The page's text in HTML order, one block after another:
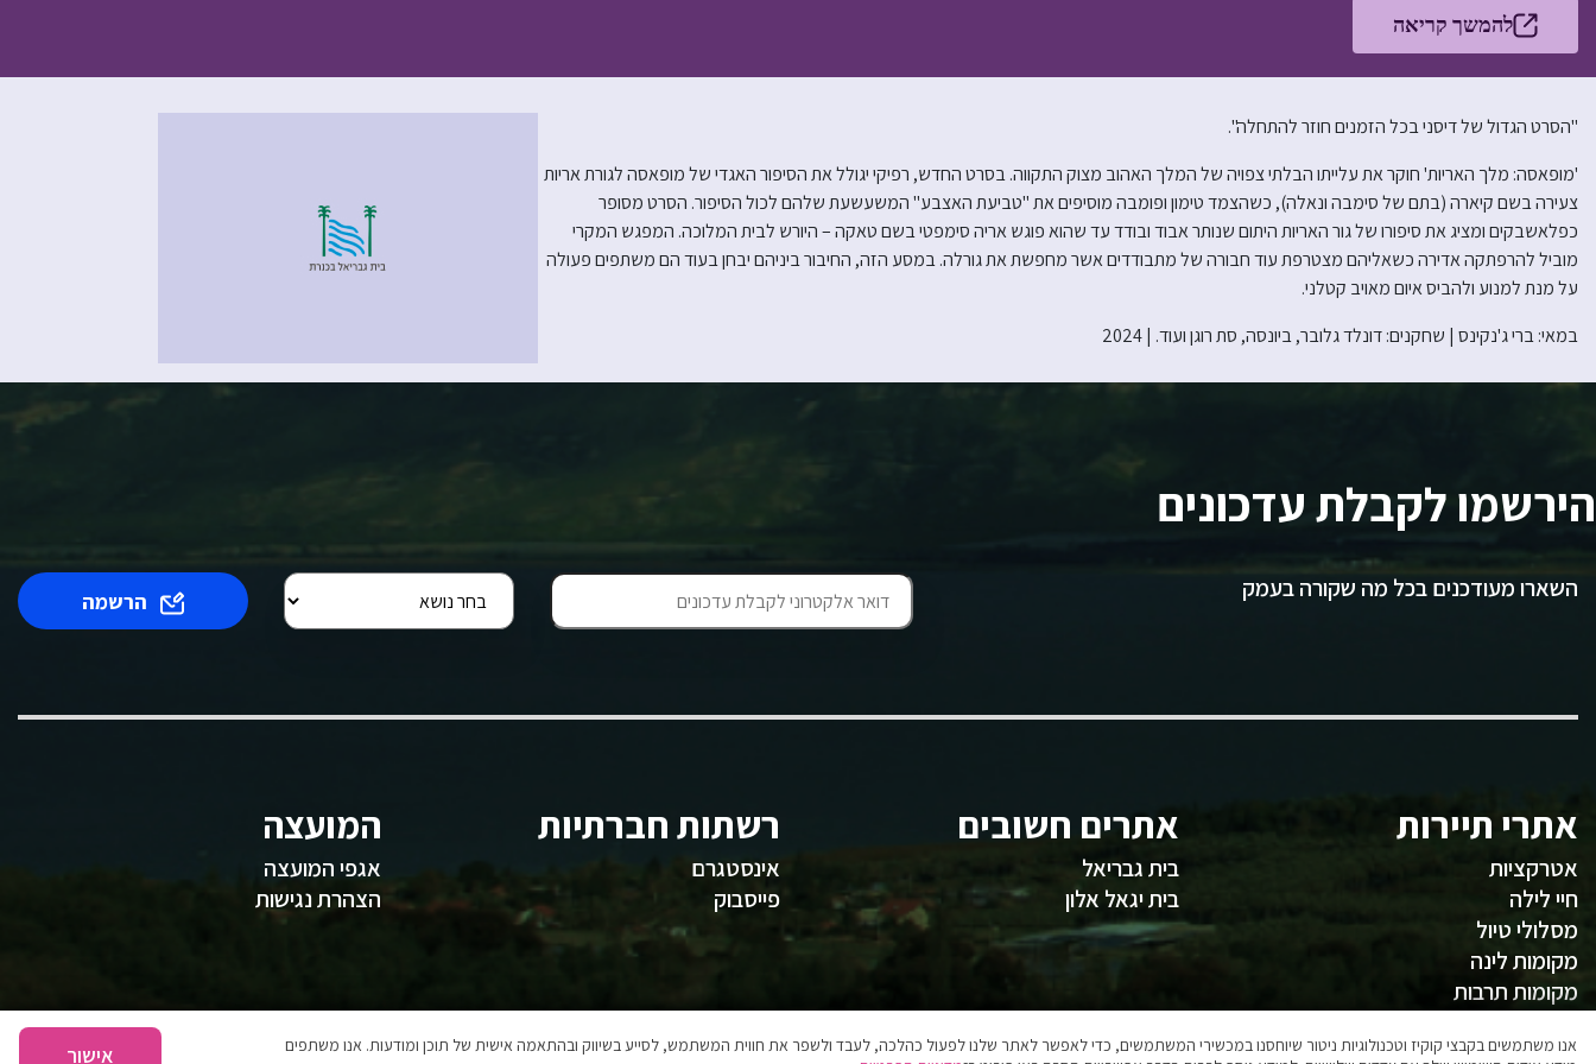
להמשך קריאה
"הסרט הגדול של דיסני בכל הזמנים חוזר להתחלה".
'מופאסה: מלך האריות' חוקר את עלייתו הבלתי צפויה של המלך האהוב מצוק התקווה. בסרט החדש, רפיקי יגולל את הסיפור האגדי של מופאסה לגורת אריות
צעירה בשם קיארה (בתם של סימבה ונאלה), כשהצמד טימון ופומבה מוסיפים את "טביעת האצבע" המשעשעת שלהם לכול הסיפור. הסרט מסופר
כפלאשבקים ומציג את סיפורו של גור האריות היתום שנותר אבוד ובודד עד שהוא פוגש אריה סימפטי בשם טאקה – היורש לבית המלוכה. המפגש המקרי
מוביל להרפתקה אדירה כשאליהם מצטרפת עוד חבורה של מתבודדים אשר מחפשת את גורלה. במסע הזה, החיבור ביניהם יבחן בעוד הם משתפים פעולה
על מנת למנוע ולהביס איום מאויב קטלני.
במאי: ברי ג'נקינס | שחקנים: דונלד גלובר, ביונסה, סת רוגן ועוד. | 2024
הירשמו לקבלת עדכונים
השארו מעודכנים בכל מה שקורה בעמק הרשמה
אתרי תיירות
אטרקציות
חיי לילה
מסלולי טיול
מקומות לינה
מקומות תרבות
אתרים חשובים
בית גבריאל
בית יגאל אלון
רשתות חברתיות
אינסטגרם
פייסבוק
המועצה
אגפי המועצה
הצהרת נגישות
אנו משתמשים בקבצי קוקיז וטכנולוגיות ניטור שיוחסנו במכשירי המשתמשים, כדי לאפשר לאתר שלנו לפעול כהלכה, לעבד ולשפר את חווית המשתמש, לסייע בשיווק ובהתאמה אישית של תוכן ומודעות. אנו משתפים
אישור